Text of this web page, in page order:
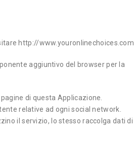
http://www.youronlinechoices.com.
aggiuntivo del browser per la
di questa Applicazione.
relative ad ogni social network.
il servizio, lo stesso raccolga dati di